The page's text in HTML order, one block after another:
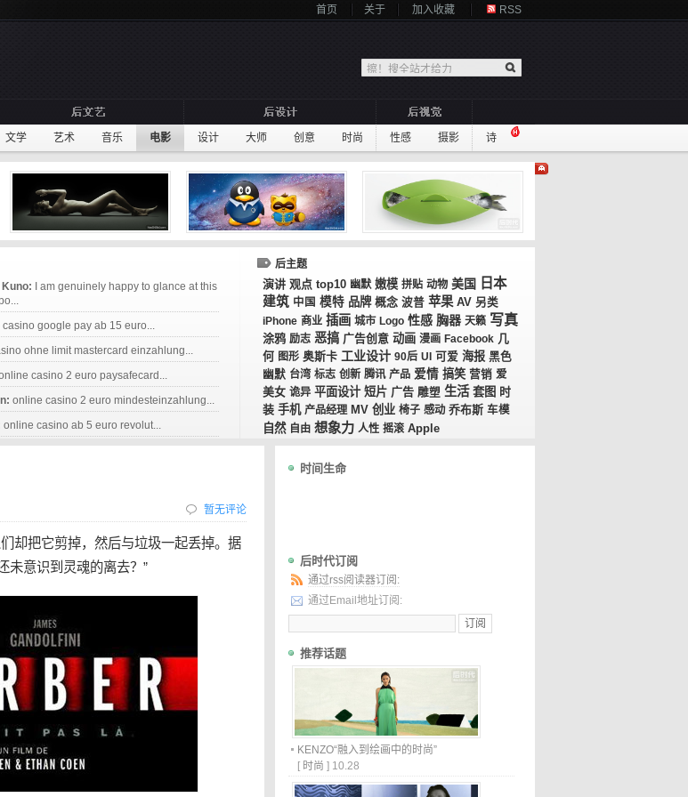
首页 关于 加入收藏 RSS
文学 艺术 音乐 电影 设计 大师 创意 时尚 性感 摄影 诗
I am genuinely happy to glance at this
casino google pay ab 15 euro...
ohne limit mastercard einzahlung...
casino 2 euro paysafecard...
online casino 2 euro mindesteinzahlung...
online casino ab 5 euro revolut...
后主题
演讲 观点 top10 幽默 嫩模 拼贴 动物 美国 日本
建筑 中国 模特 品牌 概念 波普 苹果 AV 另类
iPhone 商业 插画 城市 Logo 性感 胸器 天籁 写真
涂鸦 励志 恶搞 广告创意 动画 漫画 Facebook 几
何 图形 奥斯卡 工业设计 90后 UI 可爱 海报 黑色
幽默 台湾 标志 创新 腾讯 产品 爱情 搞笑 营销 爱
美女 诡异 平面设计 短片 广告 雕塑 生活 套图 时
装 手机 产品经理 MV 创业 椅子 感动 乔布斯 车模
自然 自由 想象力 人性 摇滚 Apple
暂无评论
却把它剪掉，然后与垃圾一起丢掉。据
未意识到灵魂的离去？”
时间生命
后时代订阅
通过rss阅读器订阅:
通过Email地址订阅:
推荐话题
KENZO“融入到绘画中的时尚”
[ 时尚 ] 10.28